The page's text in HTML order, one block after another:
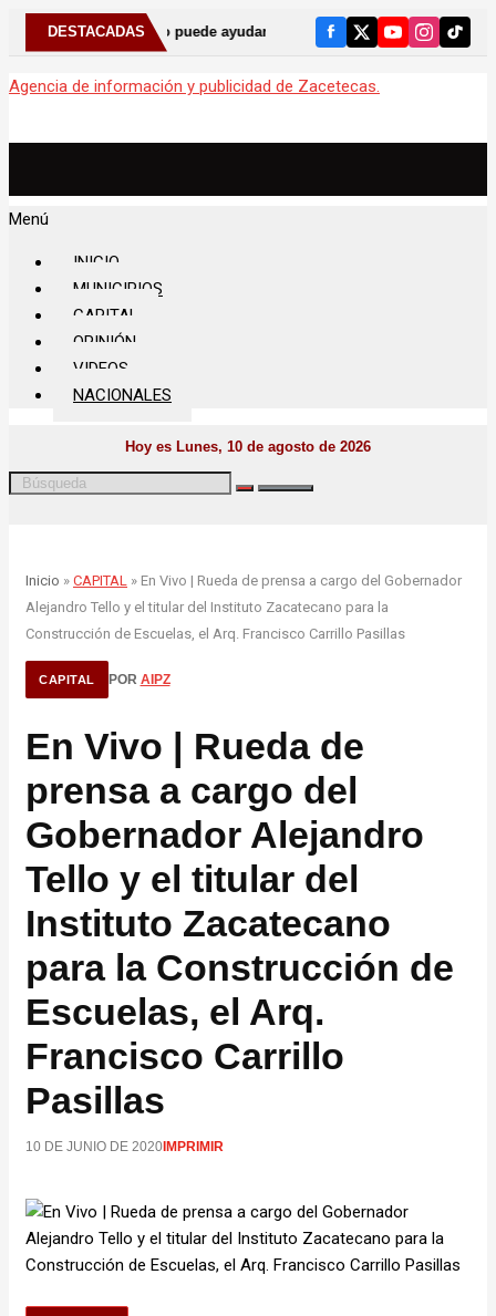
DESTACADAS
puede ayudar a detectar el bruxismo Anuncia
Agencia de información y publicidad de Zacetecas.
Menú
INICIO
MUNICIPIOS
CAPITAL
OPINIÓN
VIDEOS
NACIONALES
Hoy es Lunes, 10 de agosto de 2026
Inicio » CAPITAL » En Vivo | Rueda de prensa a cargo del Gobernador
Alejandro Tello y el titular del Instituto Zacatecano para la
Construcción de Escuelas, el Arq. Francisco Carrillo Pasillas
CAPITAL POR AIPZ
En Vivo | Rueda de
prensa a cargo del
Gobernador Alejandro
Tello y el titular del
Instituto Zacatecano
para la Construcción de
Escuelas, el Arq.
Francisco Carrillo
Pasillas
10 DE JUNIO DE 2020IMPRIMIR